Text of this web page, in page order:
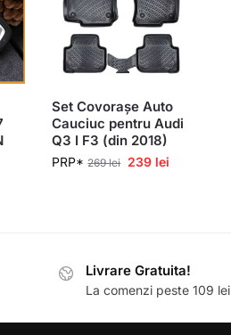
Set Covorașe Auto
Cauciuc pentru Audi
Q3 I F3 (din 2018)
PRP*269lei 239 lei
Livrare Gratuita!
La comenzi peste 109 lei